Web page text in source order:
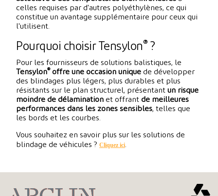
celles requises par d'autres polyéthylènes, ce qui
constitue un avantage supplémentaire pour ceux qui
l'utilisent.
Pourquoi choisir Tensylon® ?
Pour les fournisseurs de solutions balistiques, le
Tensylon® offre une occasion unique de développer
des blindages plus légers, plus durables et plus
résistants sur le plan structurel, présentant un risque
moindre de délamination et offrant de meilleures
performances dans les zones sensibles, telles que
les bords et les courbes.
Vous souhaitez en savoir plus sur les solutions de
blindage de véhicules ? Cliquez ici.